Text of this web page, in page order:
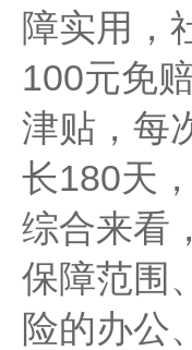
障实用，
100元免
津贴，每
长180天
综合来看
保障范围
险的办公